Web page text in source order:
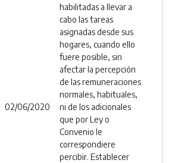
02/06/2020
habilitadas a llevar a
cabo las tareas
asignadas desde sus
hogares, cuando ello
fuere posible, sin
afectar la percepción
de las remuneraciones
normales, habituales,
ni de los adicionales
que por Ley o
Convenio le
correspondiere
percibir. Establecer